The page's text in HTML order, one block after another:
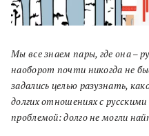
Мы все знаем пары, где она –
наоборот почти никогда не
задались целью разузнать,
долгих отношениях с
проблемой: долго не могли